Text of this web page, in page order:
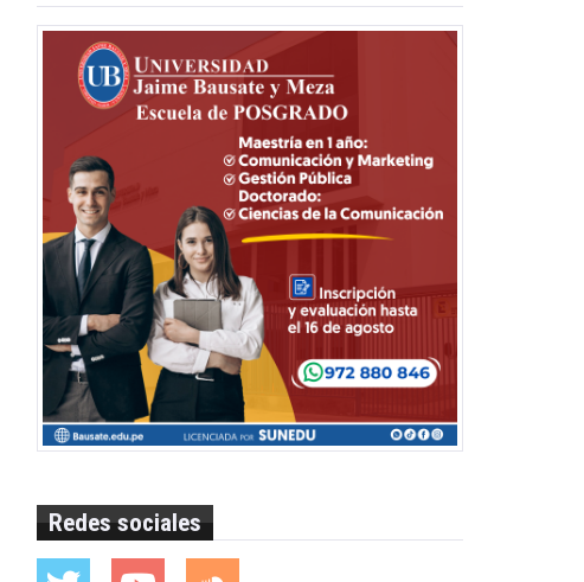
Redes sociales